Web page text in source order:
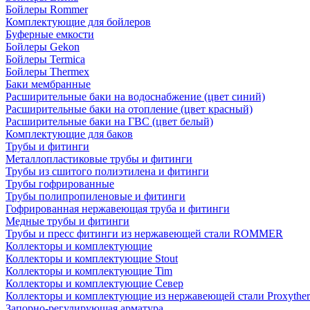
Бойлеры Rommer
Комплектующие для бойлеров
Буферные емкости
Бойлеры Gekon
Бойлеры Termica
Бойлеры Thermex
Баки мембранные
Расширительные баки на водоснабжение (цвет синий)
Расширительные баки на отопление (цвет красный)
Расширительные баки на ГВС (цвет белый)
Комплектующие для баков
Трубы и фитинги
Металлопластиковые трубы и фитинги
Трубы из сшитого полиэтилена и фитинги
Трубы гофрированные
Трубы полипропиленовые и фитинги
Гофрированная нержавеющая труба и фитинги
Медные трубы и фитинги
Трубы и пресс фитинги из нержавеющей стали ROMMER
Коллекторы и комплектующие
Коллекторы и комплектующие Stout
Коллекторы и комплектующие Tim
Коллекторы и комплектующие Север
Коллекторы и комплектующие из нержавеющей стали